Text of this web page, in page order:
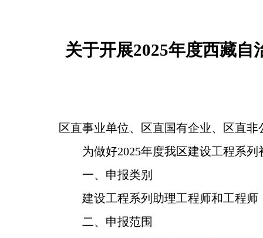
关于开展2025年度西藏
区直事业单位、区直国有企业、区直
为做好2025年度我区建设工程系
一、 申报类别
建设工程系列助理工程师和工程师
二、 申报范围